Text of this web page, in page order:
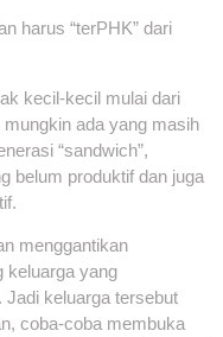
harus “terPHK” dari
kecil-kecil mulai dari
ada yang masih
“sandwich”,
belum produktif dan juga
menggantikan
keluarga yang
Jadi keluarga tersebut
coba-coba membuka